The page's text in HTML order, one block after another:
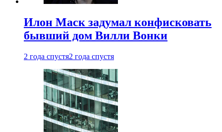
Илон Маск задумал конфисковать
бывший дом Вилли Вонки
2 года спустя2 года спустя